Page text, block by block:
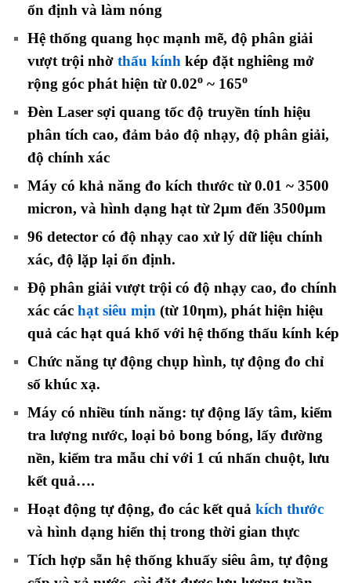
ổn định và làm nóng
Hệ thống quang học mạnh mẽ, độ phân giải
vượt trội nhờ thấu kính kép đặt nghiêng mở
rộng góc phát hiện từ 0.02o ~ 165o
Đèn Laser sợi quang tốc độ truyền tính hiệu
phân tích cao, đảm bảo độ nhạy, độ phân giải,
độ chính xác
Máy có khả năng đo kích thước từ 0.01 ~ 3500
micron, và hình dạng hạt từ 2μm đến 3500μm
96 detector có độ nhạy cao xử lý dữ liệu chính
xác, độ lặp lại ổn định.
Độ phân giải vượt trội có độ nhạy cao, đo chính
xác các hạt siêu mịn (từ 10ηm), phát hiện hiệu
quả các hạt quá khổ với hệ thống thấu kính kép
Chức năng tự động chụp hình, tự động đo chỉ
số khúc xạ.
Máy có nhiều tính năng: tự động lấy tâm, kiểm
tra lượng nước, loại bỏ bong bóng, lấy đường
nền, kiểm tra mẫu chỉ với 1 cú nhấn chuột, lưu
kết quả….
Hoạt động tự động, đo các kết quả kích thước
và hình dạng hiển thị trong thời gian thực
Tích hợp sẵn hệ thống khuấy siêu âm, tự động